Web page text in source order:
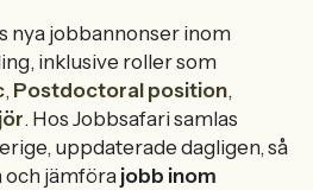
nya jobbannonser inom
inklusive roller som
, Postdoctoral position,
. Hos Jobbsafari samlas
uppdaterade dagligen, så
och jämföra jobb inom